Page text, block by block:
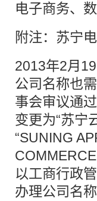
电子商务、
附注：苏宁
2013年2月
公司名称也
事会审议通
变更为“苏宁
“SUNING
以工商行政
办理公司名